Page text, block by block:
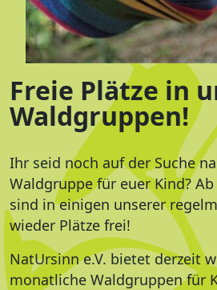
Freie Plätze in
Waldgruppen!
Ihr seid noch auf der Suche
Waldgruppe für euer Kind?
sind in einigen unserer
wieder Plätze frei!
NatUrsinn e.V. bietet derzeit
monatliche Waldgruppen für